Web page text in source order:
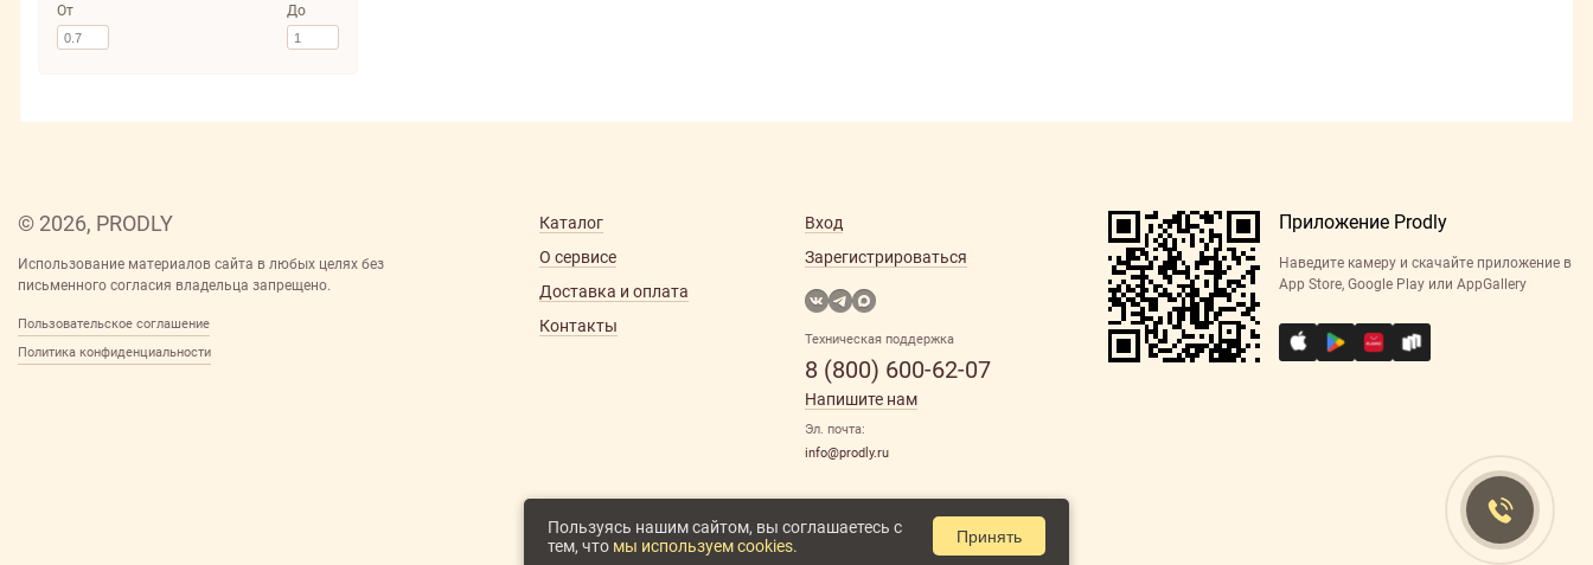
Пользуясь нашим сайтом, вы соглашаетесь с
тем, что мы используем cookies. Принять
От До
© 2026, PRODLY
Использование материалов сайта в любых целях без
письменного согласия владельца запрещено.
Пользовательское соглашение
Политика конфиденциальности
Каталог
О сервисе
Доставка и оплата
Контакты
Вход
Зарегистрироваться
Техническая поддержка
8 (800) 600-62-07
Напишите нам
Эл. почта:
info@prodly.ru
Приложение Prodly
Наведите камеру и скачайте приложение в
App Store, Google Play или AppGallery